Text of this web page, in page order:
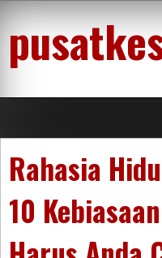
content
Rahasia
10